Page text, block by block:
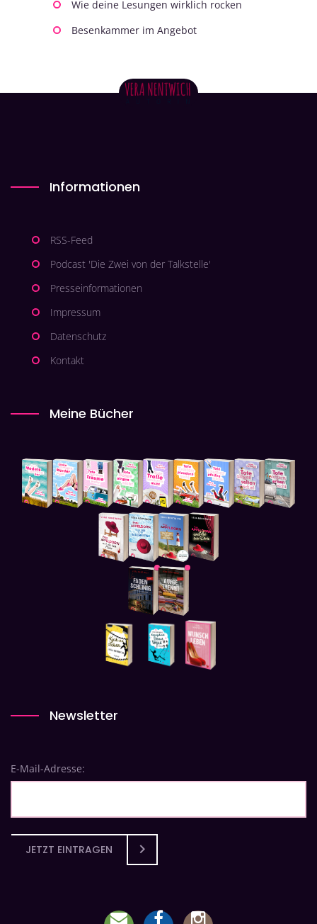
Wie deine Lesungen wirklich rocken
Besenkammer im Angebot
Informationen
RSS-Feed
Podcast 'Die Zwei von der Talkstelle'
Presseinformationen
Impressum
Datenschutz
Kontakt
Meine Bücher
Newsletter
E-Mail-Adresse:
JETZT EINTRAGEN